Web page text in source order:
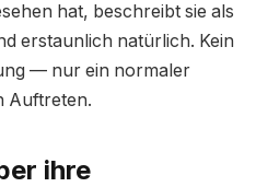
hat, beschreibt sie als
erstaunlich natürlich. Kein
— nur ein normaler
Auftreten.
ihre